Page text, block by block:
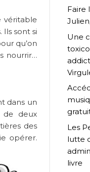
véritable
sont si
qu’on
nourrir…
dans un
de deux
des
opérer.
Faire
Une
Les
lutte
livre